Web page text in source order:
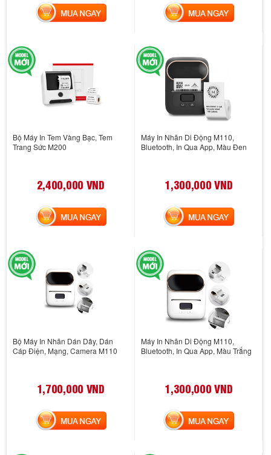
MUA NGAY MUA NGAY
Bộ Máy In Tem Vàng Bạc, Tem
Trang Sức M200
2,400,000 VND
MUA NGAY
Máy In Nhãn Di Động M110,
Bluetooth, In Qua App, Màu Đen
1,300,000 VND
MUA NGAY
Bộ Máy In Nhãn Dán Dây, Dán
Cáp Điện, Mạng, Camera M110
1,700,000 VND
MUA NGAY
Máy In Nhãn Di Động M110,
Bluetooth, In Qua App, Màu Trắng
1,300,000 VND
MUA NGAY